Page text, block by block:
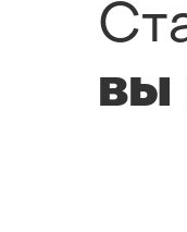
вы